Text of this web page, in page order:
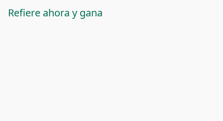
Refiere ahora y gana